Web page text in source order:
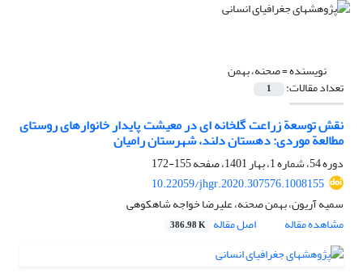
نویسنده =صحنه، بهمن
تعداد مقالات: 1
نقش توسعة زراعت گلخانه ‏ای در معیشت پایدار خانوارهای روستای
مطالعة موردی: دهستان دلند، شهرستان رامیان
دوره 54، شماره 1، بهار 1401، صفحه
155-172
10.22059/jhgr.2020.307576.1008155
سمیه آریون، بهمن صحنه، علیرضا خواجه شاهکوهی
مشاهده مقاله
اصل مقاله 386.98 K